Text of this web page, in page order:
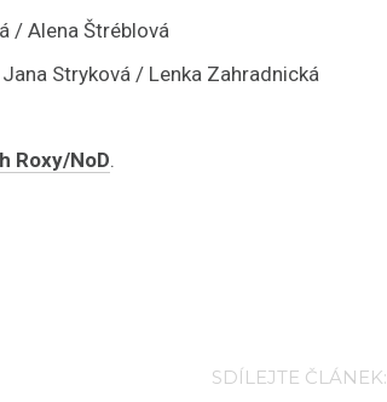
/ Alena Štréblová
Stryková / Lenka Zahradnická
Roxy/NoD.
SDÍLEJTE ČLÁNEK: